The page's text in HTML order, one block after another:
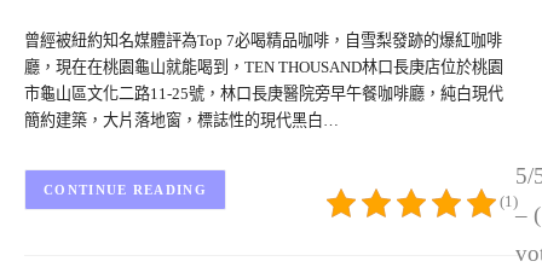
曾經被紐約知名媒體評為Top 7必喝精品咖啡，自雪梨發跡的爆紅咖啡
廳，現在在桃園龜山就能喝到，TEN THOUSAND林口長庚店位於桃園
市龜山區文化二路11-25號，林口長庚醫院旁早午餐咖啡廳，純白現代
簡約建築，大片落地窗，標誌性的現代黑白…
5/
–
(1)
CONTINUE READING